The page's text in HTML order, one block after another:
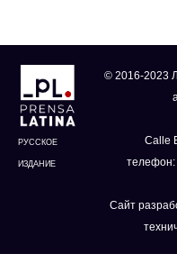
РУССКОЕ
ИЗДАНИЕ
© 2016-2023
Calle
телефон:
Сайт